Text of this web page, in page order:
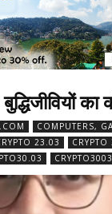
बुद्धिजीवियों का
COMPUTERS,
23.03 CRYPTO